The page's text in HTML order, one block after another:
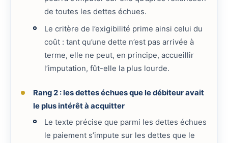
de toutes les dettes échues.
Le critère de l’exigibilité prime ainsi celui du
coût : tant qu’une dette n’est pas arrivée à
terme, elle ne peut, en principe, accueillir
l’imputation, fût-elle la plus lourde.
Rang 2 : les dettes échues que le débiteur avait
le plus intérêt à acquitter
Le texte précise que parmi les dettes échues
le paiement s’impute sur les dettes que le